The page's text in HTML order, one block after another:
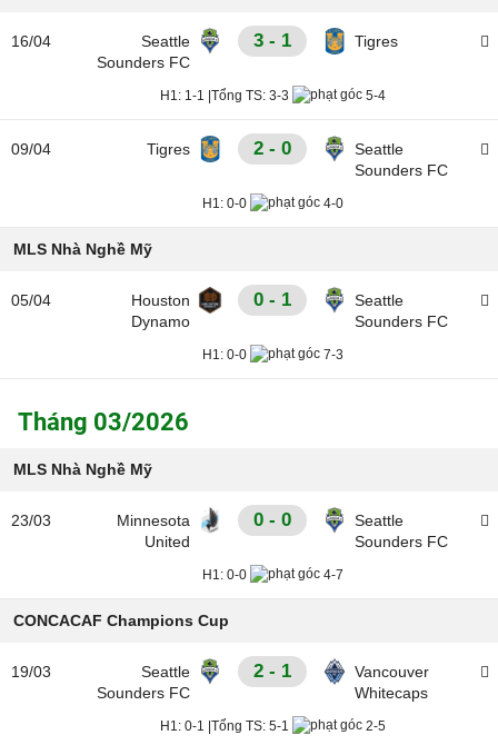
16/04
Seattle
Sounders FC
3 - 1 Tigres
H1: 1-1 Tổng TS: 3-3 5-4
09/04 Tigres 2 - 0
Seattle
Sounders FC
H1: 0-0 4-0
MLS Nhà Nghề Mỹ
05/04
Houston
Dynamo
0 - 1
Seattle
Sounders FC
H1: 0-0 7-3
Tháng 03/2026
MLS Nhà Nghề Mỹ
23/03
Minnesota
United
0 - 0
Seattle
Sounders FC
H1: 0-0 4-7
CONCACAF Champions Cup
19/03
Seattle
Sounders FC
2 - 1
Vancouver
Whitecaps
H1: 0-1 Tổng TS: 5-1 2-5